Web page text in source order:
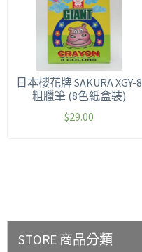
日本櫻花牌 SAKURA XGY-8
粗臘筆 (8色紙盒裝)
$29.00
STORE 商品分類